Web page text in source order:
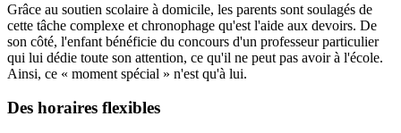
Grâce au soutien scolaire à domicile, les parents sont soulagés de
cette tâche complexe et chronophage qu'est l'aide aux devoirs. De
son côté, l'enfant bénéficie du concours d'un professeur particulier
qui lui dédie toute son attention, ce qu'il ne peut pas avoir à l'école.
Ainsi, ce « moment spécial » n'est qu'à lui.
Des horaires flexibles